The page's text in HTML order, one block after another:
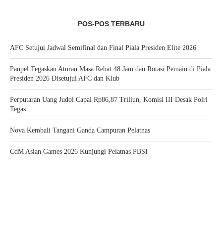
POS-POS TERBARU
AFC Setujui Jadwal Semifinal dan Final Piala Presiden Elite 2026
Panpel Tegaskan Aturan Masa Rehat 48 Jam dan Rotasi Pemain di Piala
Presiden 2026 Disetujui AFC dan Klub
Perputaran Uang Judol Capai Rp86,87 Triliun, Komisi III Desak Polri
Tegas
Nova Kembali Tangani Ganda Campuran Pelatnas
CdM Asian Games 2026 Kunjungi Pelatnas PBSI